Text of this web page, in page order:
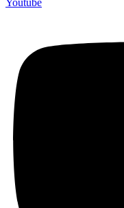
Youtube